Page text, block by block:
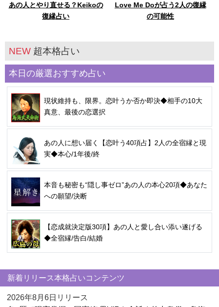
あの人とやり直せる？Keikoの
復縁占い
Love Me Doが占う2人の復縁
の可能性
NEW 超本格占い
本日の厳選おすすめ占い
現状維持も、限界。恋叶うか否か即決◆相手の10大
真意、最後の恋選択
あの人に想い届く【恋叶う40項占】2人の全宿縁と現
実◆本心/1年後/終
本音も秘密も“隠し事ゼロ”あの人の本心20項◆あなた
への願望/決断
【恋成就決定版30項】あの人と愛し合い添い遂げる
◆全宿縁/告白/結婚
新着リリース本格占いコンテンツ
2026年8月6日リリース